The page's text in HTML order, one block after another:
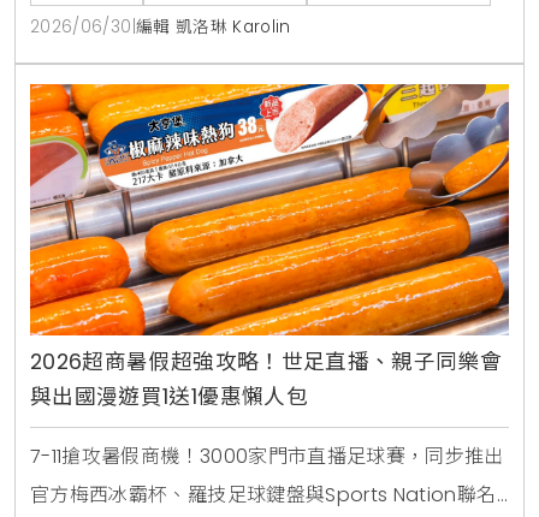
2026/06/30 編輯 凱洛琳 Karolin
2026超商暑假超強攻略！世足直播、親子同樂會
與出國漫遊買1送1優惠懶人包
7-11搶攻暑假商機！3000家門市直播足球賽，同步推出
官方梅西冰霸杯、羅技足球鍵盤與Sports Nation聯名